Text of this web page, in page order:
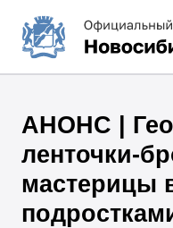
АНОНС |
ленточки-
мастерицы